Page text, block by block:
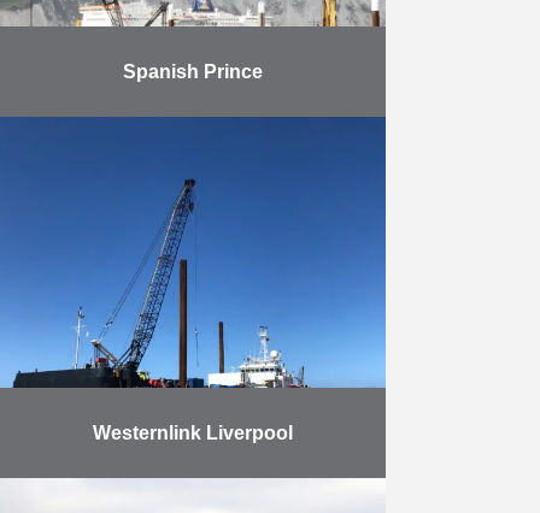
Spanish Prince
renflouement et l’évacuation
partielle du blockship « Spanish
Prince », un ancien cargo coulé par
l’Amirauté …
En savoir plus
Westernlink Liverpool